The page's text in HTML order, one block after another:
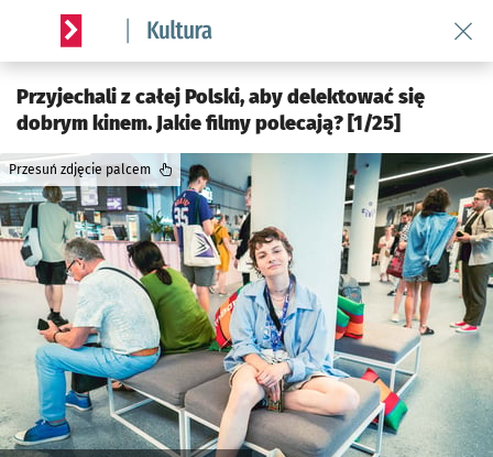
Serwis informacyjny wroclaw.pl podserwis: Kultura
Przyjechali z całej Polski, aby delektować się
dobrym kinem. Jakie filmy polecają? [1/25]
Przesuń zdjęcie palcem